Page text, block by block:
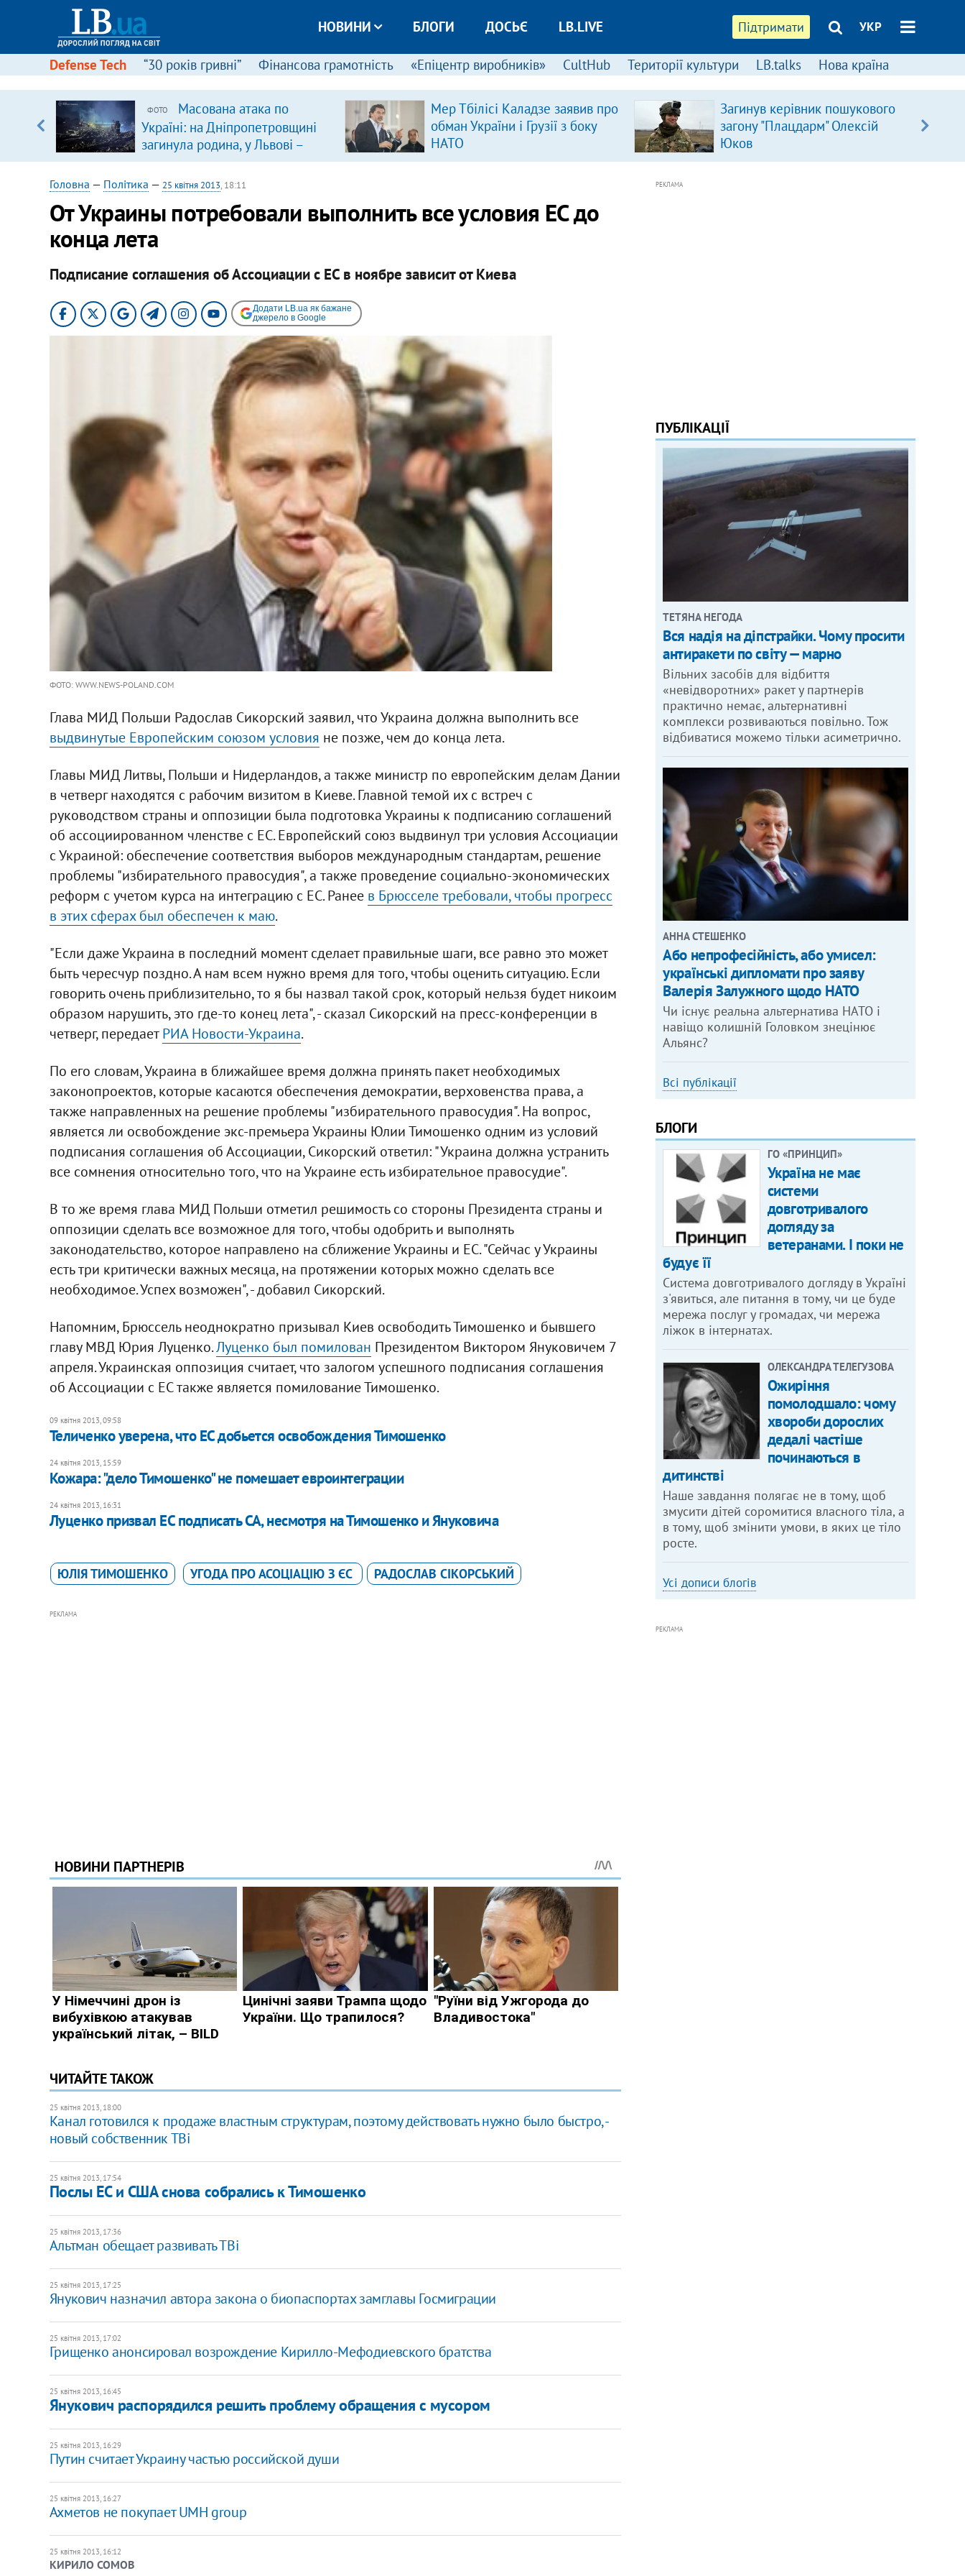
Підтримати УКР
НОВИНИ БЛОГИ ДОСЬЄ LB.LIVE
Defense Tech “30 років гривні” Фінансова грамотність «Епіцентр виробників» CultHub Території культури LB.talks Нова країна
ФОТО
Масована атака по
Україні: на Дніпропетровщині
загинула родина, у Львові –
удар по багатоповерхівках
(доповнюється)
Мер Тбілісі Каладзе заявив про
обман України і Грузії з боку
НАТО
Загинув керівник пошукового
загону "Плацдарм" Олексій
Юков
Головна — Політика — 25 квітня 2013, 18:11
От Украины потребовали выполнить все условия ЕС до
конца лета
Подписание соглашения об Ассоциации с ЕС в ноябре зависит от Киева
Додати LB.ua як бажане
джерело в Google
ФОТО: WWW.NEWS-POLAND.COM
Глава МИД Польши Радослав Сикорский заявил, что Украина должна выполнить все
выдвинутые Европейским союзом условия не позже, чем до конца лета.
Главы МИД Литвы, Польши и Нидерландов, а также министр по европейским делам Дании
в четверг находятся с рабочим визитом в Киеве. Главной темой их с встреч с
руководством страны и оппозиции была подготовка Украины к подписанию соглашений
об ассоциированном членстве с ЕС. Европейский союз выдвинул три условия Ассоциации
с Украиной: обеспечение соответствия выборов международным стандартам, решение
проблемы "избирательного правосудия", а также проведение социально-экономических
реформ с учетом курса на интеграцию с ЕС. Ранее в Брюсселе требовали, чтобы прогресс
в этих сферах был обеспечен к маю.
"Если даже Украина в последний момент сделает правильные шаги, все равно это может
быть чересчур поздно. А нам всем нужно время для того, чтобы оценить ситуацию. Если
говорить очень приблизительно, то я бы назвал такой срок, который нельзя будет никоим
образом нарушить, это где-то конец лета", - сказал Сикорский на пресс-конференции в
четверг, передаетРИА Новости-Украина.
По его словам, Украина в ближайшее время должна принять пакет необходимых
законопроектов, которые касаются обеспечения демократии, верховенства права, а
также направленных на решение проблемы "избирательного правосудия". На вопрос,
является ли освобождение экс-премьера Украины Юлии Тимошенко одним из условий
подписания соглашения об Ассоциации, Сикорский ответил: "Украина должна устранить
все сомнения относительно того, что на Украине есть избирательное правосудие".
В то же время глава МИД Польши отметил решимость со стороны Президента страны и
оппозиции сделать все возможное для того, чтобы одобрить и выполнять
законодательство, которое направлено на сближение Украины и ЕС. "Сейчас у Украины
есть три критически важных месяца, на протяжении которых можно сделать все
необходимое. Успех возможен", - добавил Сикорский.
Напомним, Брюссель неоднократно призывал Киев освободить Тимошенко и бывшего
главу МВД Юрия Луценко.Луценко был помилован Президентом Виктором Януковичем 7
апреля. Украинская оппозиция считает, что залогом успешного подписания соглашения
об Ассоциации с ЕС также является помилование Тимошенко.
09 квітня 2013, 09:58
Теличенко уверена, что ЕС добьется освобождения Тимошенко
24 квітня 2013, 15:59
Кожара: "дело Тимошенко" не помешает евроинтеграции
24 квітня 2013, 16:31
Луценко призвал ЕС подписать СА, несмотря на Тимошенко и Януковича
ЮЛІЯ ТИМОШЕНКО УГОДА ПРО АСОЦІАЦІЮ З ЄС РАДОСЛАВ СІКОРСЬКИЙ
РЕКЛАМА
ЧИТАЙТЕ ТАКОЖ
25 квітня 2013, 18:00
Канал готовился к продаже властным структурам, поэтому действовать нужно было быстро, -
новый собственник ТВi
25 квітня 2013, 17:54
Послы ЕС и США снова собрались к Тимошенко
25 квітня 2013, 17:36
Альтман обещает развивать ТВi
25 квітня 2013, 17:25
Янукович назначил автора закона о биопаспортах замглавы Госмиграции
25 квітня 2013, 17:02
Грищенко анонсировал возрождение Кирилло-Мефодиевского братства
25 квітня 2013, 16:45
Янукович распорядился решить проблему обращения с мусором
25 квітня 2013, 16:29
Путин считает Украину частью российской души
25 квітня 2013, 16:27
Ахметов не покупает UMH group
25 квітня 2013, 16:12
КИРИЛО СОМОВ
РЕКЛАМА
ПУБЛІКАЦІЇ
ТЕТЯНА НЕГОДА
Вся надія на діпстрайки. Чому просити
антиракети по світу — марно
Вільних засобів для відбиття
«невідворотних» ракет у партнерів
практично немає, альтернативні
комплекси розвиваються повільно. Тож
відбиватися можемо тільки асиметрично.
АННА СТЕШЕНКО
Або непрофесійність, або умисел:
українські дипломати про заяву
Валерія Залужного щодо НАТО
Чи існує реальна альтернатива НАТО і
навіщо колишній Головком знецінює
Альянс?
Всі публікації
БЛОГИ
ГО «ПРИНЦИП»
Україна не має
системи
довготривалого
догляду за
ветеранами. І поки не
будує її
Система довготривалого догляду в Україні
з'явиться, але питання в тому, чи це буде
мережа послуг у громадах, чи мережа
ліжок в інтернатах.
ОЛЕКСАНДРА ТЕЛЕГУЗОВА
Ожиріння
помолодшало: чому
хвороби дорослих
дедалі частіше
починаються в
дитинстві
Наше завдання полягає не в тому, щоб
змусити дітей соромитися власного тіла, а
в тому, щоб змінити умови, в яких це тіло
росте.
Усі дописи блогів
РЕКЛАМА